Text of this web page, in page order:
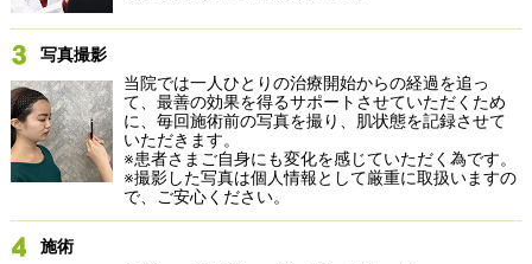
写真撮影
当院では一人ひとりの治療開始からの経過を追っ
て、最善の効果を得るサポートさせていただくため
に、毎回施術前の写真を撮り、肌状態を記録させて
いただきます。
※患者さまご自身にも変化を感じていただく為です。
※撮影した写真は個人情報として厳重に取扱いますの
で、ご安心ください。
施術